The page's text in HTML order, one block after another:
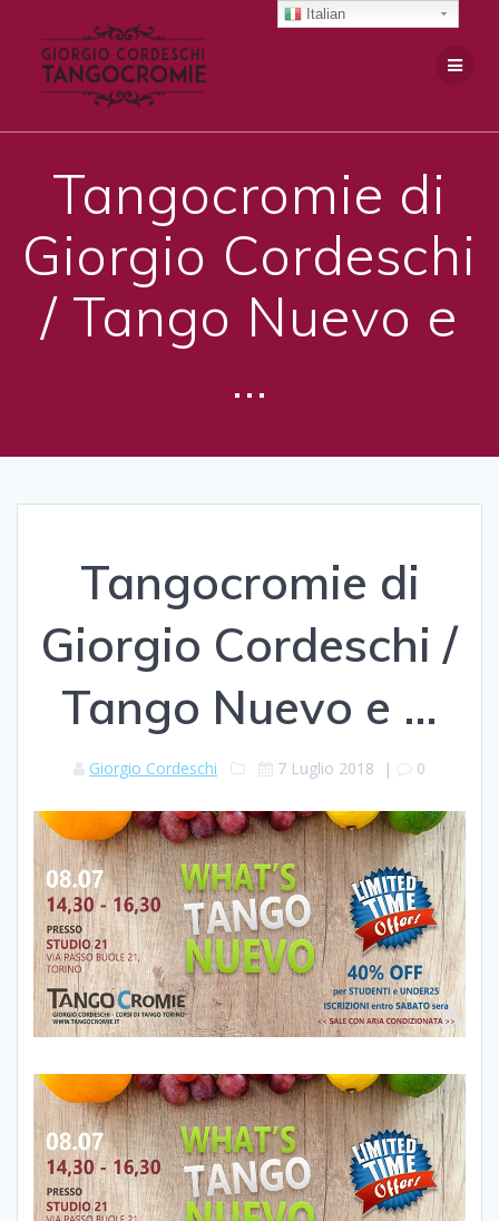
Tangocromie di
Giorgio Cordeschi
/ Tango Nuevo e
…
Tangocromie di
Giorgio Cordeschi /
Tango Nuevo e …
Giorgio Cordeschi 7 Luglio 2018 | 0
Italian